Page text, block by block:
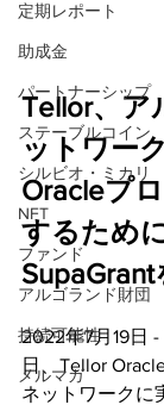
定期レポート
助成金
パートナーシップ
ステーブルコイン
シルビオ・ミカリ
NFT
ファンド
アルゴランド財団
持続可能性
メルマガ
Tellor、ア
ットワー
Oracleプ
するため
2022年7月19日
日、Tellor
ネットワークに